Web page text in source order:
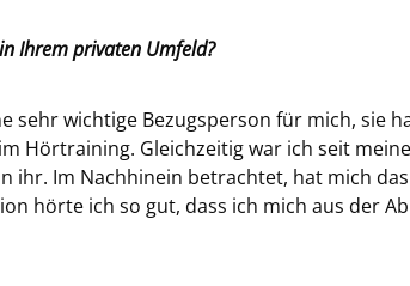
Ihrem privaten Umfeld?
sehr wichtige Bezugsperson für mich, sie
Hörtraining. Gleichzeitig war ich seit
ihr. Im Nachhinein betrachtet, hat mich
hörte ich so gut, dass ich mich aus der